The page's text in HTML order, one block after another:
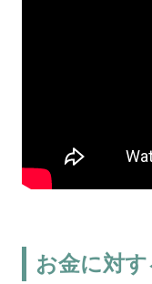
お金に対